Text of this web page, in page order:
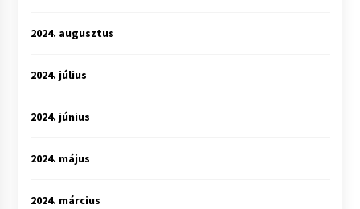
2024. augusztus
2024. július
2024. június
2024. május
2024. március